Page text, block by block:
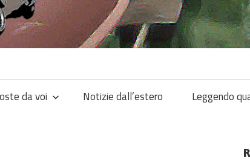
da voi Notizie dall’estero Leggendo